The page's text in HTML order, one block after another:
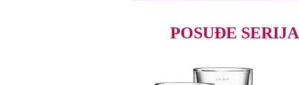
POSUĐE SERIJA